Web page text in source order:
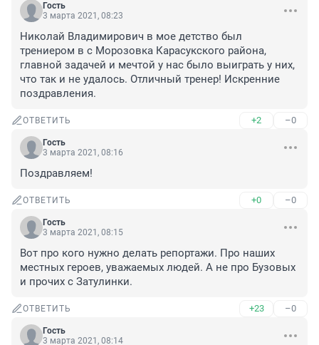
Гость
3 марта 2021, 08:23
Николай Владимирович в мое детство был
трениером в с Морозовка Карасукского района,
главной задачей и мечтой у нас было выиграть у них,
что так и не удалось. Отличный тренер! Искренние
поздравления.
ОТВЕТИТЬ +2 –0
Гость
3 марта 2021, 08:16
Поздравляем!
ОТВЕТИТЬ +0 –0
Гость
3 марта 2021, 08:15
Вот про кого нужно делать репортажи. Про наших
местных героев, уважаемых людей. А не про Бузовых
и прочих с Затулинки.
ОТВЕТИТЬ +23 –0
Гость
3 марта 2021, 08:14